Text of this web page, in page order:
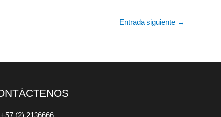
Entrada siguiente →
+57 (2) 2136666